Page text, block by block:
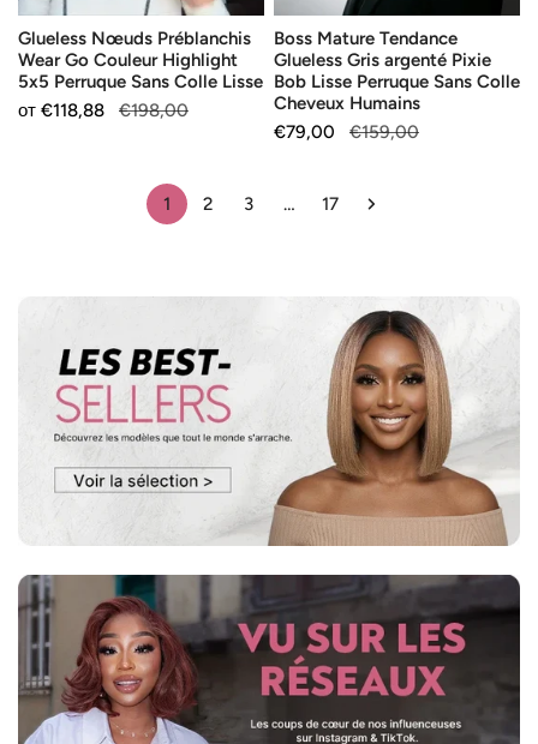
Perruque
Sans
Colle
Lisse
Glueless Nœuds Préblanchis
Wear Go Couleur Highlight
5x5 Perruque Sans Colle Lisse
Продажна
от €118,88
Редовна
€198,00
Lisse
Perruque
Sans
Colle
Cheveux
Boss Mature Tendance
Glueless Gris argenté Pixie
Bob Lisse Perruque Sans Colle
Cheveux Humains
Продажна
€79,00
Редовна
€159,00
1 2 3 … 17